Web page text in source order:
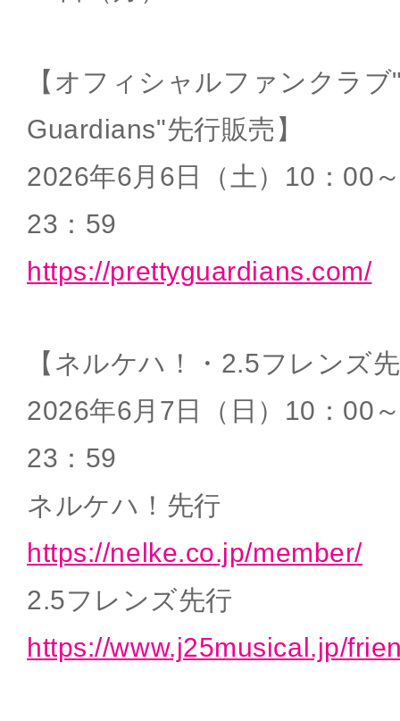
【オフィシャルファンクラ
Guardians"先行販売】
2026年6月6日（土）10：00
23：59
https://prettyguardians.com/
【ネルケハ！・2.5フレンズ
2026年6月7日（日）10：00
23：59
ネルケハ！先行
https://nelke.co.jp/member/
2.5フレンズ先行
https://www.j25musical.jp/